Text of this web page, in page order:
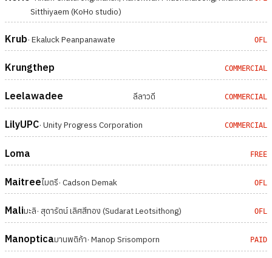
Sitthiyaem (KoHo studio)
Krub· Ekaluck Peanpanawate OFL
Krungthep COMMERCIAL
Leelawadee ลีลาวดี COMMERCIAL
LilyUPC· Unity Progress Corporation COMMERCIAL
Loma FREE
Maitreeไมตรี· Cadson Demak OFL
Maliมะลิ· สุดารัตน์ เลิศสีทอง (Sudarat Leotsithong) OFL
Manopticaมานพติก้า· Manop Srisomporn PAID